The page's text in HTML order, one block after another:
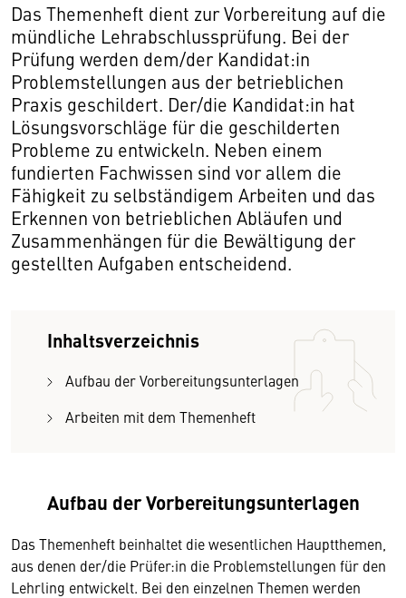
Das Themenheft dient zur Vorbereitung auf die
mündliche Lehrabschlussprüfung. Bei der
Prüfung werden dem/der Kandidat:in
Problemstellungen aus der betrieblichen
Praxis geschildert. Der/die Kandidat:in hat
Lösungsvorschläge für die geschilderten
Probleme zu entwickeln. Neben einem
fundierten Fachwissen sind vor allem die
Fähigkeit zu selbständigem Arbeiten und das
Erkennen von betrieblichen Abläufen und
Zusammenhängen für die Bewältigung der
gestellten Aufgaben entscheidend.
Inhaltsverzeichnis
Aufbau der Vorbereitungsunterlagen
Arbeiten mit dem Themenheft
Aufbau der Vorbereitungsunterlagen
Das Themenheft beinhaltet die wesentlichen Hauptthemen,
aus denen der/die Prüfer:in die Problemstellungen für den
Lehrling entwickelt. Bei den einzelnen Themen werden